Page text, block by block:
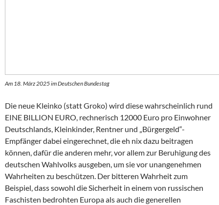
Am 18. März 2025 im Deutschen Bundestag
Die neue Kleinko (statt Groko) wird diese wahrscheinlich rund
EINE BILLION EURO, rechnerisch 12000 Euro pro Einwohner
Deutschlands, Kleinkinder, Rentner und „Bürgergeld“-
Empfänger dabei eingerechnet, die eh nix dazu beitragen
können, dafür die anderen mehr, vor allem zur Beruhigung des
deutschen Wahlvolks ausgeben, um sie vor unangenehmen
Wahrheiten zu beschützen. Der bitteren Wahrheit zum
Beispiel, dass sowohl die Sicherheit in einem von russischen
Faschisten bedrohten Europa als auch die generellen